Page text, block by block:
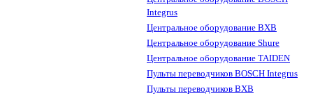
Integrus
Центральное оборудование BXB
Центральное оборудование Shure
Центральное оборудование TAIDEN
Пульты переводчиков BOSCH Integrus
Пульты переводчиков BXB